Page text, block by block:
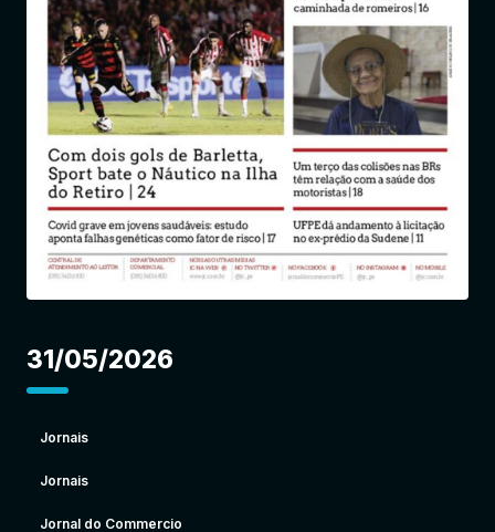
Entrar
31/05/2026
Jornais
Jornais
Jornal do Commercio